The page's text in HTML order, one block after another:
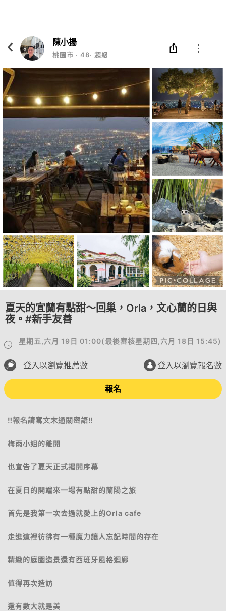
陳小揚
桃園市 ‧ 48‧ 超級長工
夏天的宜蘭有點甜～回巢，Orla，文心蘭的日與
夜。#新手友善
星期五,六月 19日 01:00(最後審核星期四,六月 18日 15:45)
登入以瀏覽推薦數 登入以瀏覽報名數
報名
‼️報名請寫文末通關密語‼️
梅雨小姐的離開
也宣告了夏天正式揭開序幕
在夏日的開端來一場有點甜的蘭陽之旅
首先是我第一次去過就愛上的Orla cafe
走進這裡彷彿有一種魔力讓人忘記時間的存在
精緻的庭園造景還有西班牙風格迴廊
值得再次造訪
還有數大就是美